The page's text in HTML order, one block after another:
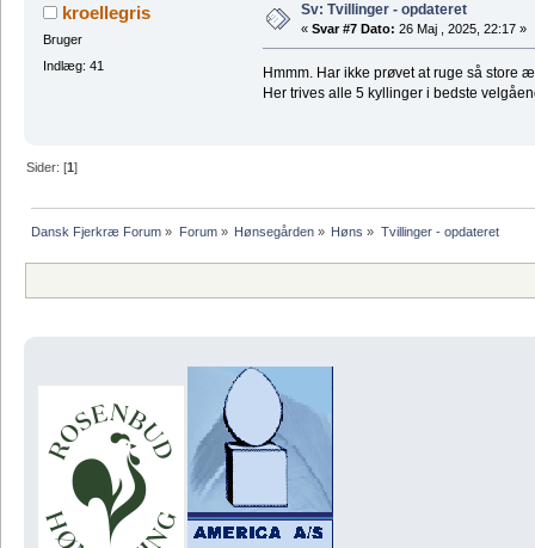
kroellegris
Bruger
Indlæg: 41
Sv: Tvillinger - opdateret
« Svar #7 Dato: 26 Maj , 2025, 22:17 »
Hmmm. Har ikke prøvet at ruge så store
Her trives alle 5 kyllinger i bedste
Sider: [1]
Dansk Fjerkræ Forum » Forum» Hønsegården» Høns » Tvillinger - opdateret